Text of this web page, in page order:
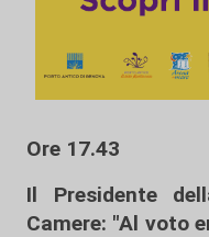
Ore 17.43
Il Presidente
Camere: "Al voto